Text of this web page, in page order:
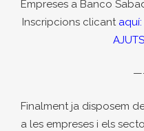
Empreses a Banco
Inscripcions clicant aquí:
Finalment ja disposem
a les empreses i els